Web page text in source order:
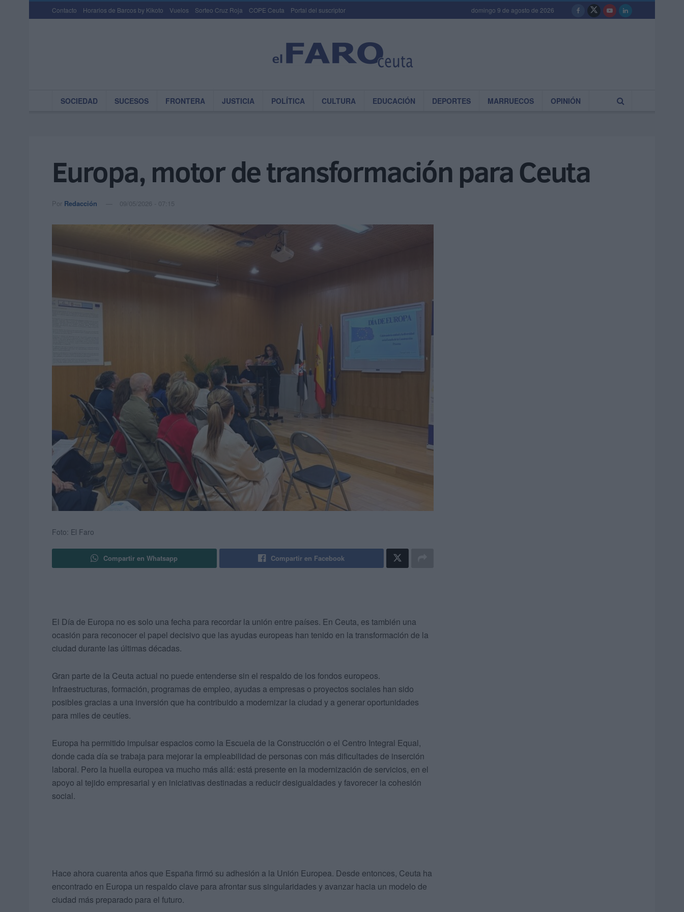
Contacto Horarios de Barcos by Kikoto Vuelos Sorteo Cruz Roja COPE Ceuta Portal del suscriptor domingo 9 de agosto de 2026
SOCIEDAD SUCESOS FRONTERA JUSTICIA POLÍTICA CULTURA EDUCACIÓN DEPORTES MARRUECOS OPINIÓN
Europa, motor de transformación para Ceuta
Por Redacción 09/05/2026 - 07:15
Foto: El Faro
Compartir en Whatsapp Compartir en Facebook
El Día de Europa no es solo una fecha para recordar la unión entre países. En Ceuta, es también una
ocasión para reconocer el papel decisivo que las ayudas europeas han tenido en la transformación de la
ciudad durante las últimas décadas.
Gran parte de la Ceuta actual no puede entenderse sin el respaldo de los fondos europeos.
Infraestructuras, formación, programas de empleo, ayudas a empresas o proyectos sociales han sido
posibles gracias a una inversión que ha contribuido a modernizar la ciudad y a generar oportunidades
para miles de ceutíes.
Europa ha permitido impulsar espacios como la Escuela de la Construcción o el Centro Integral Equal,
donde cada día se trabaja para mejorar la empleabilidad de personas con más dificultades de inserción
laboral. Pero la huella europea va mucho más allá: está presente en la modernización de servicios, en el
apoyo al tejido empresarial y en iniciativas destinadas a reducir desigualdades y favorecer la cohesión
social.
Hace ahora cuarenta años que España firmó su adhesión a la Unión Europea. Desde entonces, Ceuta ha
encontrado en Europa un respaldo clave para afrontar sus singularidades y avanzar hacia un modelo de
ciudad más preparado para el futuro.